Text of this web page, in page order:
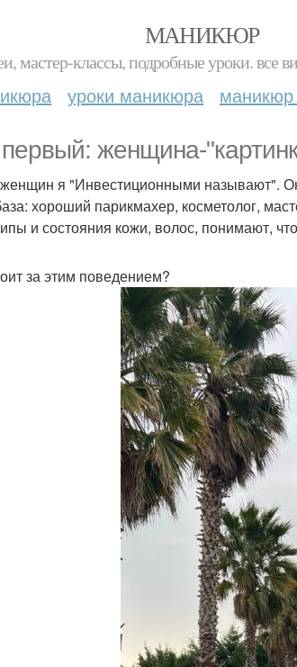
МАНИКЮР
мастер-классы, подробные уроки. все
уроки маникюра
женщина-
я "Инвестиционными называют".
хороший парикмахер, косметолог,
и состояния кожи, волос, понимают,
за этим поведением?